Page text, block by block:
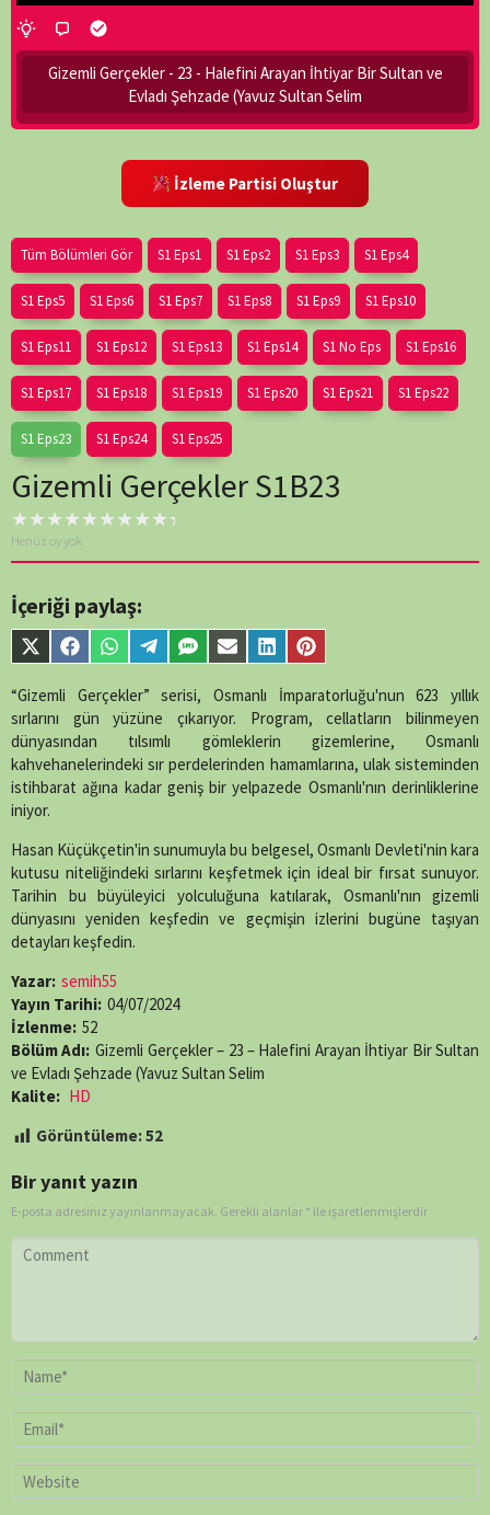
Gizemli Gerçekler - 23 - Halefini Arayan İhtiyar Bir Sultan ve
Evladı Şehzade (Yavuz Sultan Selim
İzleme Partisi Oluştur
Tüm Bölümleri Gör S1 Eps1 S1 Eps2 S1 Eps3 S1 Eps4
S1 Eps5 S1 Eps6 S1 Eps7 S1 Eps8 S1 Eps9 S1 Eps10
S1 Eps11 S1 Eps12 S1 Eps13 S1 Eps14 S1 No Eps S1 Eps16
S1 Eps17 S1 Eps18 S1 Eps19 S1 Eps20 S1 Eps21 S1 Eps22
S1 Eps23 S1 Eps24 S1 Eps25
Gizemli Gerçekler S1B23
Henüz oy yok
İçeriği paylaş:
Share
on
X
(Twitter)
Share
on
Facebook
Share
on
WhatsApp
Share
on
Telegram
Share
on
SMS
Share
on
Email
Share
on
LinkedIn
Share
on
Pinterest
“Gizemli Gerçekler” serisi, Osmanlı İmparatorluğu'nun 623 yıllık
sırlarını gün yüzüne çıkarıyor. Program, cellatların bilinmeyen
dünyasından tılsımlı gömleklerin gizemlerine, Osmanlı
kahvehanelerindeki sır perdelerinden hamamlarına, ulak sisteminden
istihbarat ağına kadar geniş bir yelpazede Osmanlı'nın derinliklerine
iniyor.
Hasan Küçükçetin'in sunumuyla bu belgesel, Osmanlı Devleti'nin kara
kutusu niteliğindeki sırlarını keşfetmek için ideal bir fırsat sunuyor.
Tarihin bu büyüleyici yolculuğuna katılarak, Osmanlı'nın gizemli
dünyasını yeniden keşfedin ve geçmişin izlerini bugüne taşıyan
detayları keşfedin.
Yazar: semih55
Yayın Tarihi: 04/07/2024
İzlenme: 52
Bölüm Adı: Gizemli Gerçekler – 23 – Halefini Arayan İhtiyar Bir Sultan
ve Evladı Şehzade (Yavuz Sultan Selim
Kalite: HD
Görüntüleme:52
Bir yanıt yazın
E-posta adresiniz yayınlanmayacak. Gerekli alanlar * ile işaretlenmişlerdir